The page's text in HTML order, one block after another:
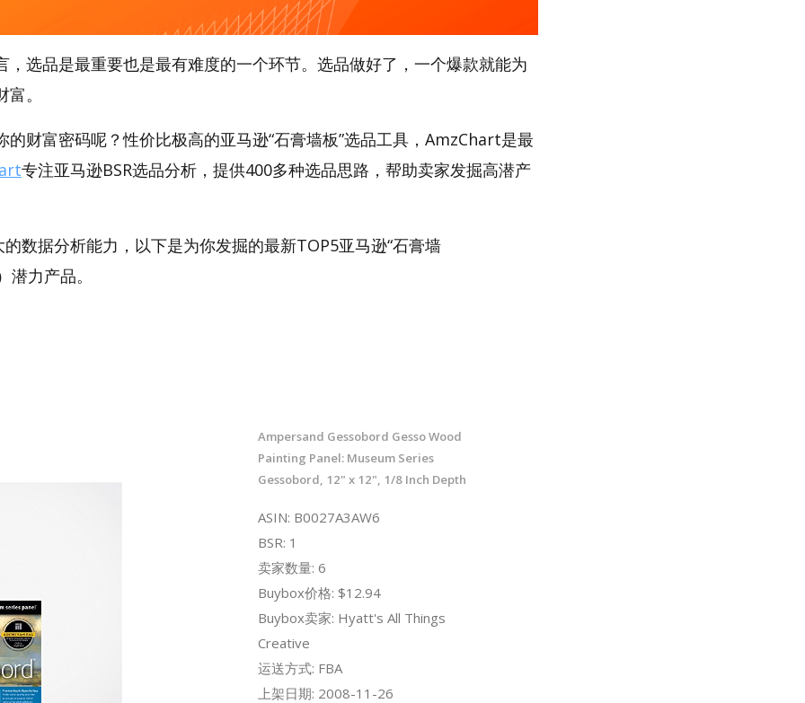
，选品是最重要也是最有难度的一个环节。选品做好了，一个爆款就能为
。
的财富密码呢？性价比极高的亚马逊“石膏墙板”选品工具，AmzChart是最
专注亚马逊BSR选品分析，提供400多种选品思路，帮助卖家发掘高潜产
数据分析能力，以下是为你发掘的最新TOP5亚马逊“石膏墙
力产品。
Ampersand Gessobord Gesso Wood
Painting Panel: Museum Series
Gessobord, 12" x 12", 1/8 Inch Depth
ASIN: B0027A3AW6
BSR: 1
卖家数量: 6
Buybox价格: $12.94
Buybox卖家: Hyatt's All Things
Creative
运送方式: FBA
上架日期: 2008-11-26